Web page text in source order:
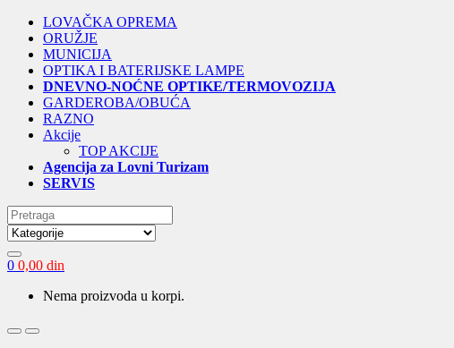
LOVAČKA OPREMA
ORUŽJE
MUNICIJA
OPTIKA I BATERIJSKE LAMPE
DNEVNO-NOĆNE OPTIKE/TERMOVOZIJA
GARDEROBA/OBUĆA
RAZNO
Akcije
TOP AKCIJE
Agencija za Lovni Turizam
SERVIS
Search
for:
0 0,00 din
Nema proizvoda u korpi.
OpenClose